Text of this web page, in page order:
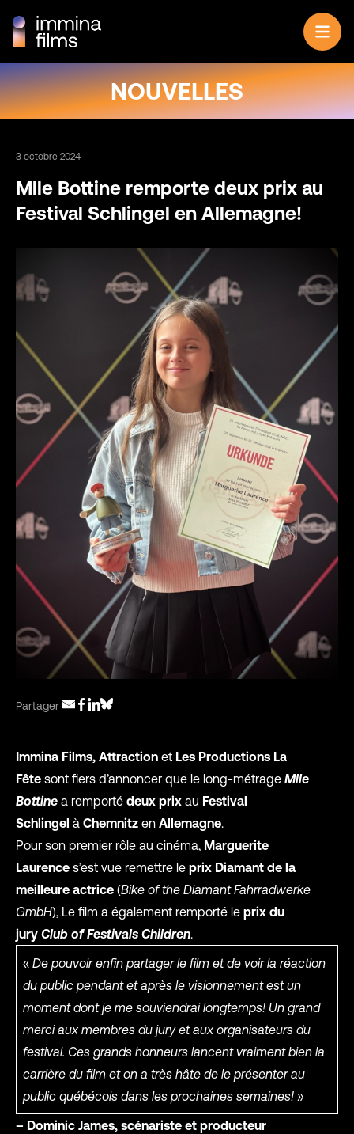
NOUVELLES
3 octobre 2024
Mlle Bottine remporte deux prix au
Festival Schlingel en Allemagne!
Partager
Immina Films, Attraction et Les Productions La
Fête sont fiers d’annoncer que le long-métrage Mlle
Bottine a remporté deux prix au Festival
Schlingel à Chemnitz en Allemagne.
Pour son premier rôle au cinéma, Marguerite
Laurence s’est vue remettre le prix Diamant de la
meilleure actrice (Bike of the Diamant Fahrradwerke
GmbH), Le film a également remporté le prix du
jury Club of Festivals Children.
« De pouvoir enfin partager le film et de voir la réaction
du public pendant et après le visionnement est un
moment dont je me souviendrai longtemps! Un grand
merci aux membres du jury et aux organisateurs du
festival. Ces grands honneurs lancent vraiment bien la
carrière du film et on a très hâte de le présenter au
public québécois dans les prochaines semaines! »
– Dominic James, scénariste et producteur